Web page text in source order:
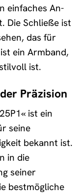
einfaches An-
Die Schließe ist
das für
ein Armband,
ist.
Präzision
ist ein
seine
bekannt ist.
in die
seiner
bestmögliche